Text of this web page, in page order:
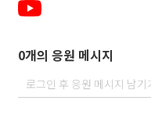
0개의 응원 메시지